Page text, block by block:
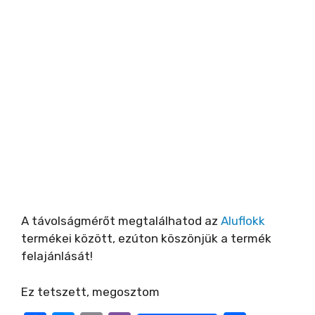
A távolságmérőt megtalálhatod az Aluflokk
termékei között, ezúton köszönjük a termék
felajánlását!
Ez tetszett, megosztom